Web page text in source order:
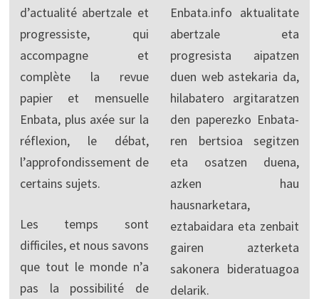
d’actualité abertzale et
progressiste, qui
accompagne et
complète la revue
papier et mensuelle
Enbata, plus axée sur la
réflexion, le débat,
l’approfondissement de
certains sujets.
Les temps sont
difficiles, et nous savons
que tout le monde n’a
pas la possibilité de
Enbata.info aktualitate
abertzale eta
progresista aipatzen
duen web astekaria da,
hilabatero argitaratzen
den paperezko Enbata-
ren bertsioa segitzen
eta osatzen duena,
azken hau
hausnarketara,
eztabaidara eta zenbait
gairen azterketa
sakonera bideratuagoa
delarik.